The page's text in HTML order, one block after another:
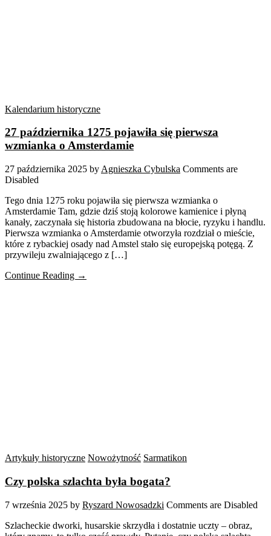
Kalendarium historyczne
27 października 1275 pojawiła się pierwsza
wzmianka o Amsterdamie
27 października 2025 by Agnieszka Cybulska Comments are
Disabled
Tego dnia 1275 roku pojawiła się pierwsza wzmianka o
Amsterdamie Tam, gdzie dziś stoją kolorowe kamienice i płyną
kanały, zaczynała się historia zbudowana na błocie, ryzyku i handlu.
Pierwsza wzmianka o Amsterdamie otworzyła rozdział o mieście,
które z rybackiej osady nad Amstel stało się europejską potęgą. Z
przywileju zwalniającego z […]
Continue Reading →
Artykuły historyczne Nowożytność Sarmatikon
Czy polska szlachta była bogata?
7 września 2025 by Ryszard Nowosadzki Comments are Disabled
Szlacheckie dworki, husarskie skrzydła i dostatnie uczty – obraz,